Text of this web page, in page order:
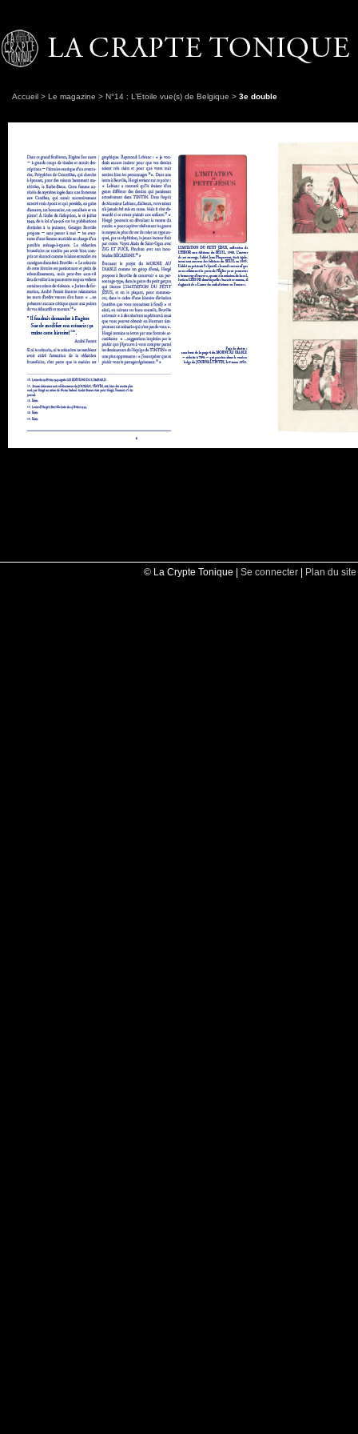
Accueil > Le magazine > N°14 : L’Etoile vue(s) de Belgique > 3e double
© La Crypte Tonique | Se connecter | Plan du site